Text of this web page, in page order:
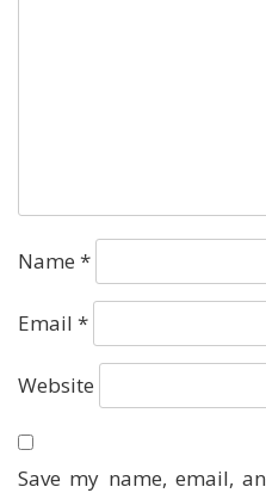
Name *
Email *
Website
Save my name, email,